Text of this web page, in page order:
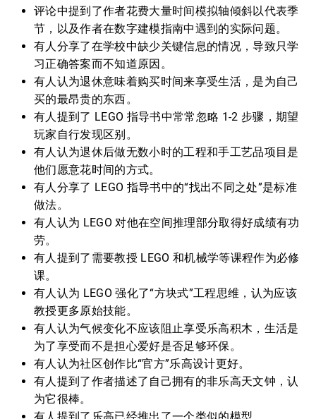
评论中提到了作者花费大量时间模拟轴倾斜以代表季
节，以及作者在数字建模指南中遇到的实际问题。
有人分享了在学校中缺少关键信息的情况，导致只学
习正确答案而不知道原因。
有人认为退休意味着购买时间来享受生活，是为自己
买的最昂贵的东西。
有人提到了 LEGO 指导书中常常忽略 1-2 步骤，期望
玩家自行发现区别。
有人认为退休后做无数小时的工程和手工艺品项目是
他们愿意花时间的方式。
有人分享了 LEGO 指导书中的“找出不同之处”是标准
做法。
有人认为 LEGO 对他在空间推理部分取得好成绩有功
劳。
有人提到了需要教授 LEGO 和机械学等课程作为必修
课。
有人认为 LEGO 强化了“方块式”工程思维，认为应该
教授更多原始技能。
有人认为气候变化不应该阻止享受乐高积木，生活是
为了享受而不是担心爱好是否足够环保。
有人认为社区创作比“官方”乐高设计更好。
有人提到了作者描述了自己拥有的非乐高天文钟，认
为它很棒。